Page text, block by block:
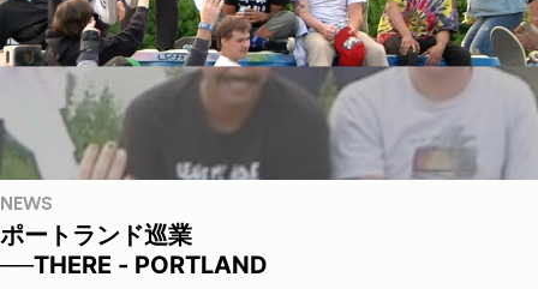
NEWS
ポートランド巡業
──THERE - PORTLAND